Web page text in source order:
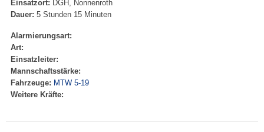
Einsatzort: DGH, Nonnenroth
Dauer: 5 Stunden 15 Minuten
Alarmierungsart:
Art:
Einsatzleiter:
Mannschaftsstärke:
Fahrzeuge: MTW 5-19
Weitere Kräfte: